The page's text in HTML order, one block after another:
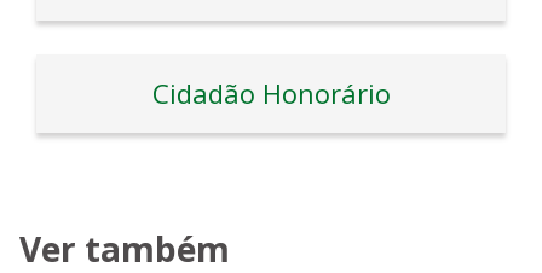
Cidadão Honorário
Ver também